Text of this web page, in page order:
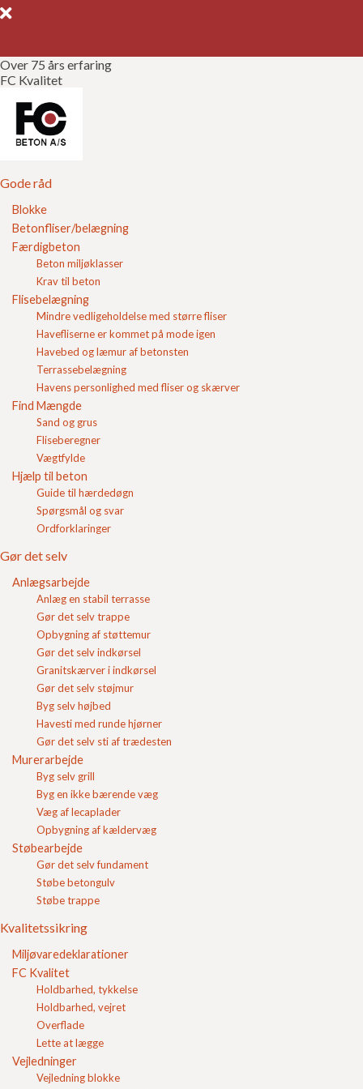
Over 75 års erfaring
FC Kvalitet
Gode råd
Blokke
Betonfliser/belægning
Færdigbeton
Beton miljøklasser
Krav til beton
Flisebelægning
Mindre vedligeholdelse med større fliser
Havefliserne er kommet på mode igen
Havebed og læmur af betonsten
Terrassebelægning
Havens personlighed med fliser og skærver
Find Mængde
Sand og grus
Fliseberegner
Vægtfylde
Hjælp til beton
Guide til hærdedøgn
Spørgsmål og svar
Ordforklaringer
Gør det selv
Anlægsarbejde
Anlæg en stabil terrasse
Gør det selv trappe
Opbygning af støttemur
Gør det selv indkørsel
Granitskærver i indkørsel
Gør det selv støjmur
Byg selv højbed
Havesti med runde hjørner
Gør det selv sti af trædesten
Murerarbejde
Byg selv grill
Byg en ikke bærende væg
Væg af lecaplader
Opbygning af kældervæg
Støbearbejde
Gør det selv fundament
Støbe betongulv
Støbe trappe
Kvalitetssikring
Miljøvaredeklarationer
FC Kvalitet
Holdbarhed, tykkelse
Holdbarhed, vejret
Overflade
Lette at lægge
Vejledninger
Vejledning blokke
Gode råd
Gør det selv
Kvalitetssikring
Brochurer
Referencer
Om FC
Kontakt
Login
Indkøbskurv
Leverandørbrugsanvisning for beton
varer - sten
Her finder du
leverandørbrugsanvisning for betonvarer fra Dansk
beton Belægningsgruppen med informationer om
betonsten sombelægningssten
ved at klikke på billedet.
I pdf'en finder du oplysninger om oplagring,
embalering, transport og håndtering.
Du finder også informationer omkring manuel og
maskinlægning af sten samt personlinge værnemidler i
forbindelse med arbejdet med belægningssten.
Indkøbskurv
Gode råd
Gør det selv
Kvalitetssikring
Miljøvaredeklarationer
FC Kvalitet
Vejledninger
Vejledning blokke
Beton til haver, pladser og gader
Betonbelægning håndbog 1 Anvendelse
Betonbelægning håndbog 2 Udførelse
Kalkudfældninger